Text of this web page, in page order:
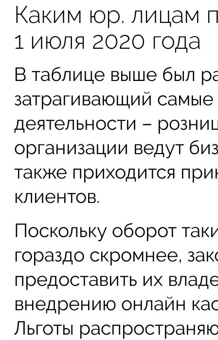
Каким юр. лицам
1 июля 2020 года
В таблице выше был
затрагивающий
деятельности –
организации ведут
также приходится
клиентов.
Поскольку оборот
гораздо скромнее,
предоставить их
внедрению онлайн
Льготы